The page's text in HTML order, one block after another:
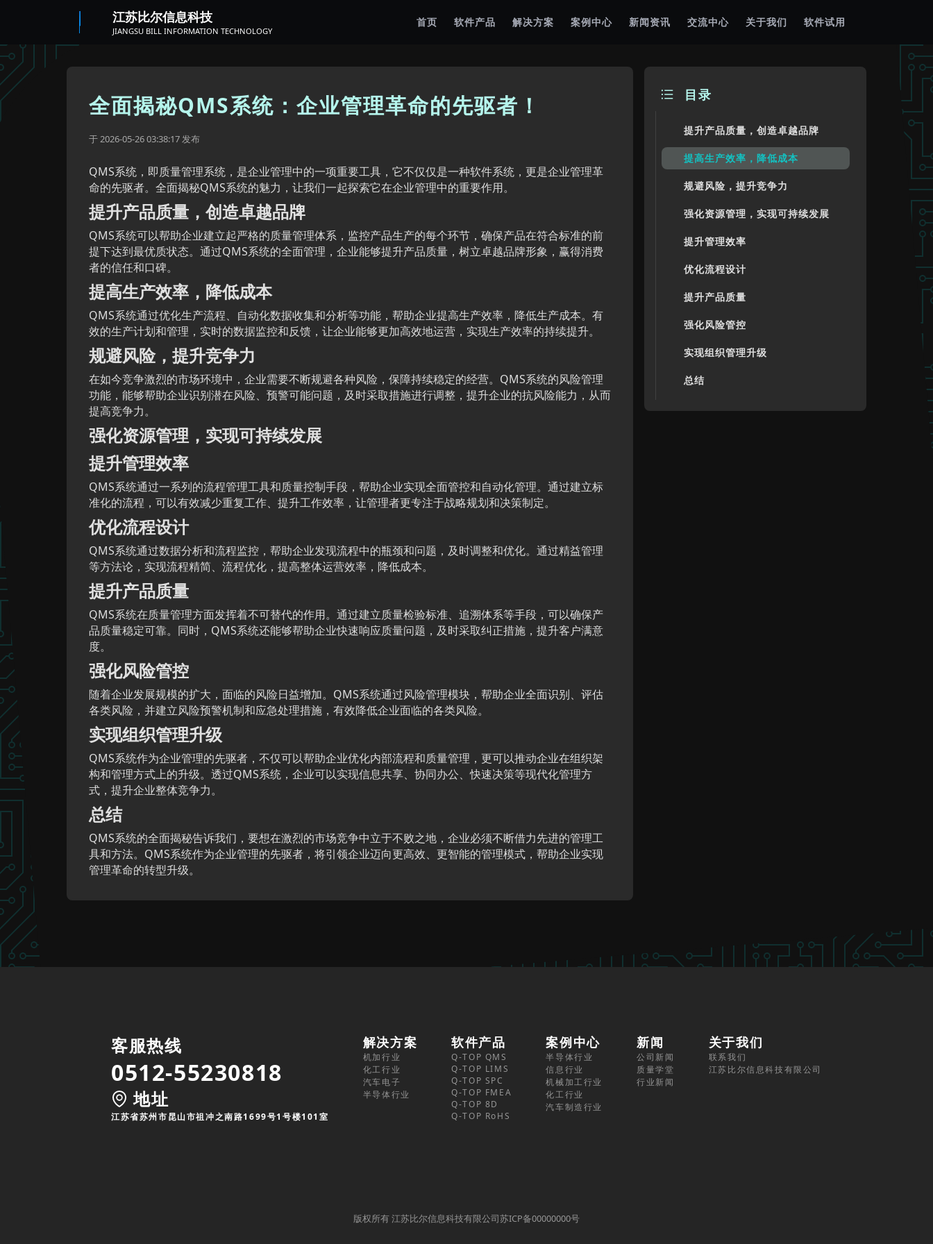
江苏比尔信息科技
JIANGSU BILL INFORMATION TECHNOLOGY
首页 软件产品 解决方案 案例中心 新闻资讯 交流中心 关于我们 软件试用
全面揭秘QMS系统：企业管理革命的先驱者！
于2026-05-26 03:38:17 发布
QMS系统，即质量管理系统，是企业管理中的一项重要工具，它不仅仅是一种软件系统，更是企业管理革
命的先驱者。全面揭秘QMS系统的魅力，让我们一起探索它在企业管理中的重要作用。
提升产品质量，创造卓越品牌
QMS系统可以帮助企业建立起严格的质量管理体系，监控产品生产的每个环节，确保产品在符合标准的前
提下达到最优质状态。通过QMS系统的全面管理，企业能够提升产品质量，树立卓越品牌形象，赢得消费
者的信任和口碑。
提高生产效率，降低成本
QMS系统通过优化生产流程、自动化数据收集和分析等功能，帮助企业提高生产效率，降低生产成本。有
效的生产计划和管理，实时的数据监控和反馈，让企业能够更加高效地运营，实现生产效率的持续提升。
规避风险，提升竞争力
在如今竞争激烈的市场环境中，企业需要不断规避各种风险，保障持续稳定的经营。QMS系统的风险管理
功能，能够帮助企业识别潜在风险、预警可能问题，及时采取措施进行调整，提升企业的抗风险能力，从而
提高竞争力。
强化资源管理，实现可持续发展
提升管理效率
QMS系统通过一系列的流程管理工具和质量控制手段，帮助企业实现全面管控和自动化管理。通过建立标
准化的流程，可以有效减少重复工作、提升工作效率，让管理者更专注于战略规划和决策制定。
优化流程设计
QMS系统通过数据分析和流程监控，帮助企业发现流程中的瓶颈和问题，及时调整和优化。通过精益管理
等方法论，实现流程精简、流程优化，提高整体运营效率，降低成本。
提升产品质量
QMS系统在质量管理方面发挥着不可替代的作用。通过建立质量检验标准、追溯体系等手段，可以确保产
品质量稳定可靠。同时，QMS系统还能够帮助企业快速响应质量问题，及时采取纠正措施，提升客户满意
度。
强化风险管控
随着企业发展规模的扩大，面临的风险日益增加。QMS系统通过风险管理模块，帮助企业全面识别、评估
各类风险，并建立风险预警机制和应急处理措施，有效降低企业面临的各类风险。
实现组织管理升级
QMS系统作为企业管理的先驱者，不仅可以帮助企业优化内部流程和质量管理，更可以推动企业在组织架
构和管理方式上的升级。透过QMS系统，企业可以实现信息共享、协同办公、快速决策等现代化管理方
式，提升企业整体竞争力。
总结
QMS系统的全面揭秘告诉我们，要想在激烈的市场竞争中立于不败之地，企业必须不断借力先进的管理工
具和方法。QMS系统作为企业管理的先驱者，将引领企业迈向更高效、更智能的管理模式，帮助企业实现
管理革命的转型升级。
目录
提升产品质量，创造卓越品牌
提高生产效率，降低成本
规避风险，提升竞争力
强化资源管理，实现可持续发展
提升管理效率
优化流程设计
提升产品质量
强化风险管控
实现组织管理升级
总结
客服热线
0512-55230818
地址
江苏省苏州市昆山市祖冲之南路1699号1号楼101室
解决方案
机加行业
化工行业
汽车电子
半导体行业
软件产品
Q-TOP QMS
Q-TOP LIMS
Q-TOP SPC
Q-TOP FMEA
Q-TOP 8D
Q-TOP RoHS
案例中心
半导体行业
信息行业
机械加工行业
化工行业
汽车制造行业
新闻
公司新闻
质量学堂
行业新闻
关于我们
联系我们
江苏比尔信息科技有限公司
版权所有 江苏比尔信息科技有限公司苏ICP备00000000号